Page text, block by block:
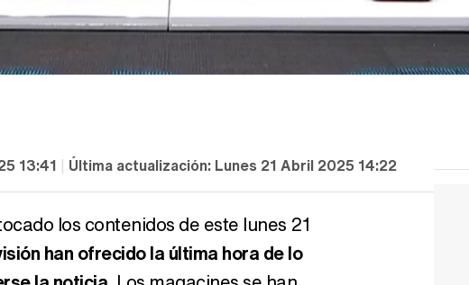
13:41 | Última actualización: Lunes 21 Abril 2025 14:22
los contenidos de este lunes 21
han ofrecido la última hora de lo